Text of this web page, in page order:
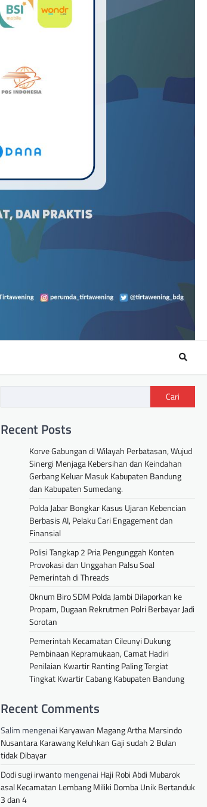
Cari
Recent Posts
Korve Gabungan di Wilayah Perbatasan, Wujud
Sinergi Menjaga Kebersihan dan Keindahan
Gerbang Keluar Masuk Kabupaten Bandung
dan Kabupaten Sumedang.
Polda Jabar Bongkar Kasus Ujaran Kebencian
Berbasis AI, Pelaku Cari Engagement dan
Finansial
Polisi Tangkap 2 Pria Pengunggah Konten
Provokasi dan Unggahan Palsu Soal
Pemerintah di Threads
Oknum Biro SDM Polda Jambi Dilaporkan ke
Propam, Dugaan Rekrutmen Polri Berbayar Jadi
Sorotan
Pemerintah Kecamatan Cileunyi Dukung
Pembinaan Kepramukaan, Camat Hadiri
Penilaian Kwartir Ranting Paling Tergiat
Tingkat Kwartir Cabang Kabupaten Bandung
Recent Comments
Salim mengenai Karyawan Magang Artha Marsindo
Nusantara Karawang Keluhkan Gaji sudah 2 Bulan
tidak Dibayar
Dodi sugi irwantomengenai Haji Robi Abdi Mubarok
asal Kecamatan Lembang Miliki Domba Unik Bertanduk
3 dan 4